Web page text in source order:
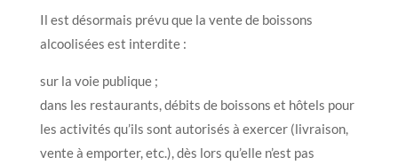
Il est désormais prévu que la vente de boissons
alcoolisées est interdite :
sur la voie publique ;
dans les restaurants, débits de boissons et hôtels pour
les activités qu’ils sont autorisés à exercer (livraison,
vente à emporter, etc.), dès lors qu’elle n’est pas